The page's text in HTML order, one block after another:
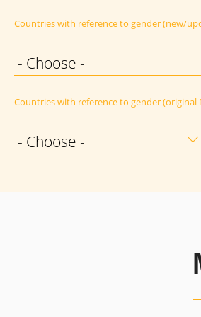
Countries with reference to gender (new/
- Choose -
Countries with reference to gender (original
- Choose -